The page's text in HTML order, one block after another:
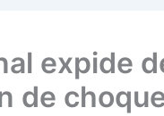
expide
de